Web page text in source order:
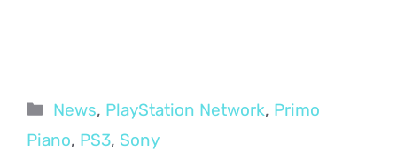
Categorie
News, PlayStation Network, Primo
Piano, PS3, Sony